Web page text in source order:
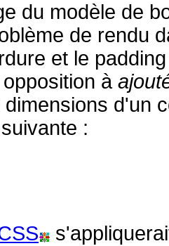
du modèle de
de rendu
et le
à
d'un
suivante :